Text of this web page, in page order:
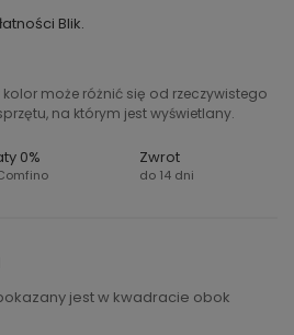
Blik.
może różnić się od rzeczywistego
na którym jest wyświetlany.
0% Zwrot
do 14 dni
jest w kwadracie obok